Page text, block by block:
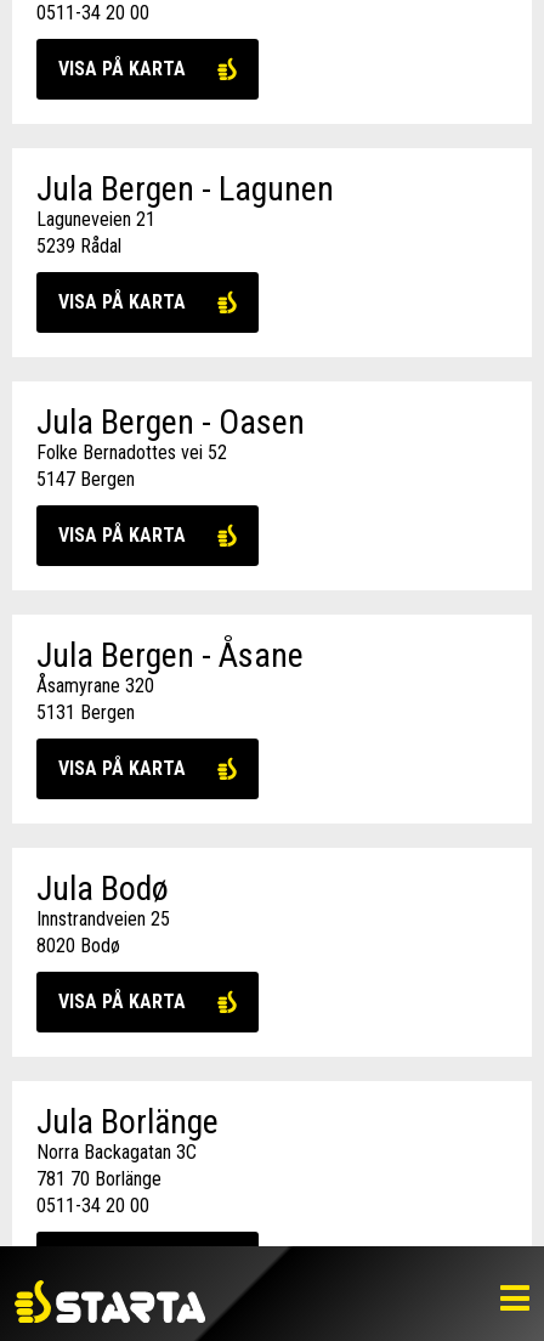
0511-34 20 00
VISA PÅ KARTA
Jula Bergen - Lagunen
Laguneveien 21
5239 Rådal
VISA PÅ KARTA
Jula Bergen - Oasen
Folke Bernadottes vei 52
5147 Bergen
VISA PÅ KARTA
Jula Bergen - Åsane
Åsamyrane 320
5131 Bergen
VISA PÅ KARTA
Jula Bodø
Innstrandveien 25
8020 Bodø
VISA PÅ KARTA
Jula Borlänge
Norra Backagatan 3C
781 70 Borlänge
0511-34 20 00